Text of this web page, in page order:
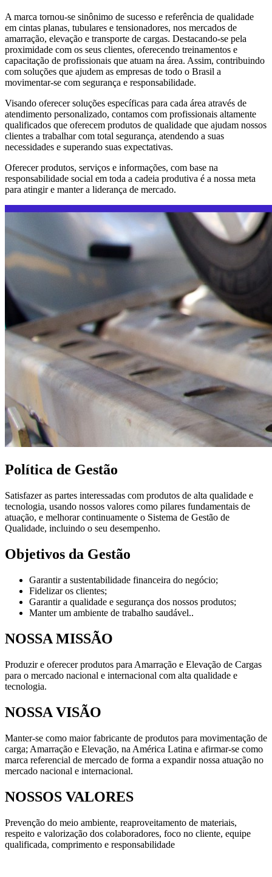
A marca tornou-se sinônimo de sucesso e referência de qualidade
em cintas planas, tubulares e tensionadores, nos mercados de
amarração, elevação e transporte de cargas. Destacando-se pela
proximidade com os seus clientes, oferecendo treinamentos e
capacitação de profissionais que atuam na área. Assim, contribuindo
com soluções que ajudem as empresas de todo o Brasil a
movimentar-se com segurança e responsabilidade.
Visando oferecer soluções específicas para cada área através de
atendimento personalizado, contamos com profissionais altamente
qualificados que oferecem produtos de qualidade que ajudam nossos
clientes a trabalhar com total segurança, atendendo a suas
necessidades e superando suas expectativas.
Oferecer produtos, serviços e informações, com base na
responsabilidade social em toda a cadeia produtiva é a nossa meta
para atingir e manter a liderança de mercado.
Política de Gestão
Satisfazer as partes interessadas com produtos de alta qualidade e
tecnologia, usando nossos valores como pilares fundamentais de
atuação, e melhorar continuamente o Sistema de Gestão de
Qualidade, incluindo o seu desempenho.
Objetivos da Gestão
Garantir a sustentabilidade financeira do negócio;
Fidelizar os clientes;
Garantir a qualidade e segurança dos nossos produtos;
Manter um ambiente de trabalho saudável..
NOSSA MISSÃO
Produzir e oferecer produtos para Amarração e Elevação de Cargas
para o mercado nacional e internacional com alta qualidade e
tecnologia.
NOSSA VISÃO
Manter-se como maior fabricante de produtos para movimentação de
carga; Amarração e Elevação, na América Latina e afirmar-se como
marca referencial de mercado de forma a expandir nossa atuação no
mercado nacional e internacional.
NOSSOS VALORES
Prevenção do meio ambiente, reaproveitamento de materiais,
respeito e valorização dos colaboradores, foco no cliente, equipe
qualificada, comprimento e responsabilidade